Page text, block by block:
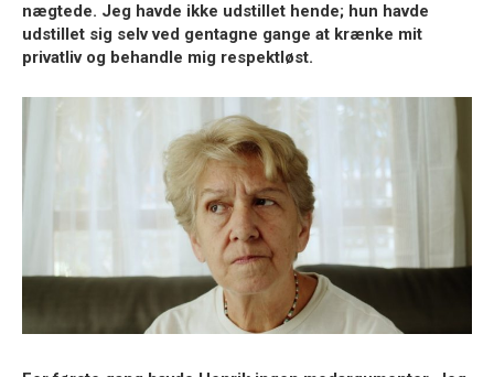
nægtede. Jeg havde ikke udstillet hende; hun havde
udstillet sig selv ved gentagne gange at krænke mit
privatliv og behandle mig respektløst.